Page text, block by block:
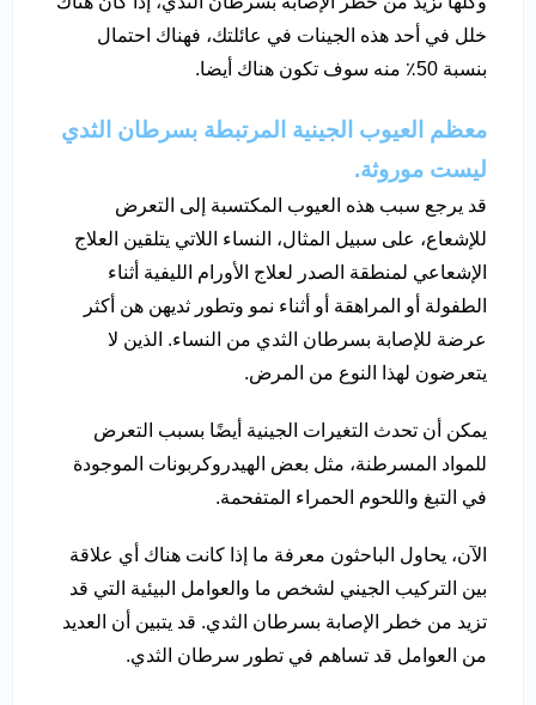
خلل في أحد هذه الجينات في عائلتك، فهناك احتمال
بنسبة 50٪ منه سوف تكون هناك أيضا.
معظم العيوب الجينية المرتبطة بسرطان الثدي
ليست موروثة.
قد يرجع سبب هذه العيوب المكتسبة إلى التعرض
للإشعاع، على سبيل المثال، النساء اللاتي يتلقين العلاج
الإشعاعي لمنطقة الصدر لعلاج الأورام الليفية أثناء
الطفولة أو المراهقة أو أثناء نمو وتطور ثديهن هن أكثر
عرضة للإصابة بسرطان الثدي من النساء. الذين لا
يتعرضون لهذا النوع من المرض.
يمكن أن تحدث التغيرات الجينية أيضًا بسبب التعرض
للمواد المسرطنة، مثل بعض الهيدروكربونات الموجودة
في التبغ واللحوم الحمراء المتفحمة.
الآن، يحاول الباحثون معرفة ما إذا كانت هناك أي علاقة
بين التركيب الجيني لشخص ما والعوامل البيئية التي قد
تزيد من خطر الإصابة بسرطان الثدي. قد يتبين أن العديد
من العوامل قد تساهم في تطور سرطان الثدي.